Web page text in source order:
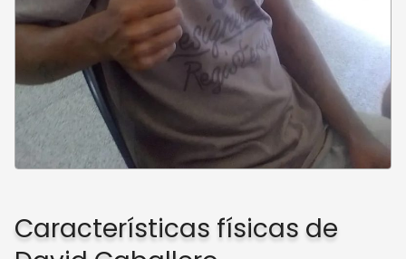
Características físicas de